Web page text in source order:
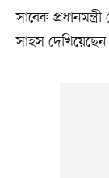
সাবেক
সাহস